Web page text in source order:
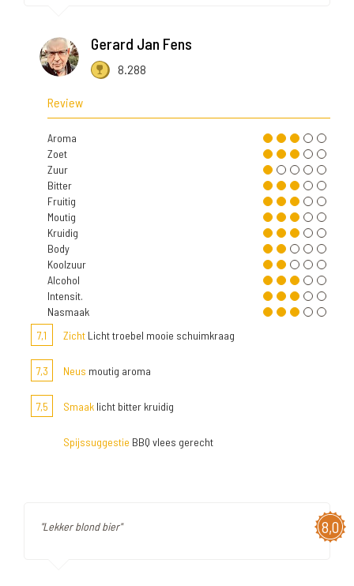
Gerard Jan Fens
8.288
Review
Aroma
Zoet
Zuur
Bitter
Fruitig
Moutig
Kruidig
Body
Koolzuur
Alcohol
Intensit.
Nasmaak
7,1
Zicht Licht troebel mooie schuimkraag
7,3 Neus moutig aroma
7,5 Smaak licht bitter kruidig
Spijssuggestie BBQ vlees gerecht
8,0
"Lekker blond bier"